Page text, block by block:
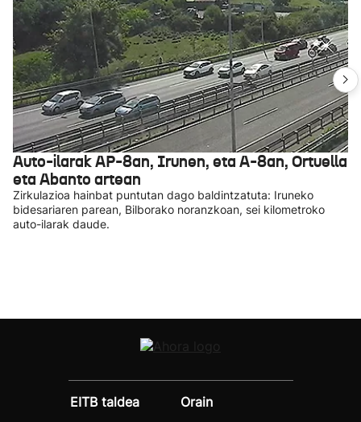
Auto-ilarak AP-8an, Irunen, eta A-8an, Ortuella
eta Abanto artean
Zirkulazioa hainbat puntutan dago baldintzatuta: Iruneko
bidesariaren parean, Bilborako noranzkoan, sei kilometroko
auto-ilarak daude.
EITB taldea
Orain